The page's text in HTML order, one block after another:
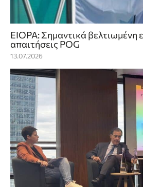
ΕΙΟΡΑ: Σημαντικά βελτιωμένη
απαιτήσεις POG
13.07.2026